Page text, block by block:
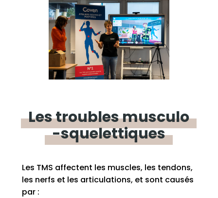
Lestroublesmusculo
-squelettiques
Les TMS affectent les muscles, les tendons,
les nerfs et les articulations, et sont causés
par :